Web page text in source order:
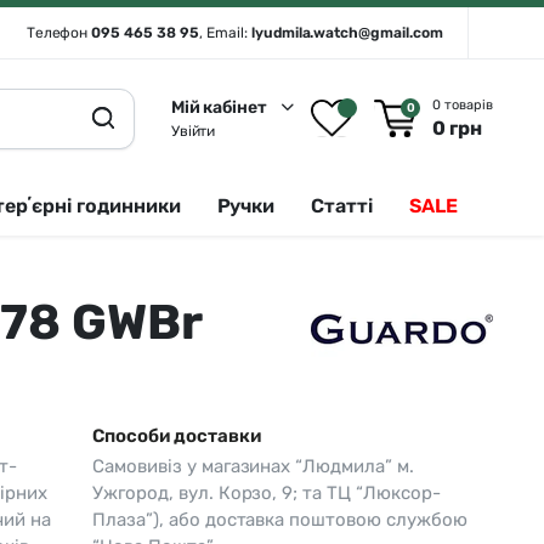
Телефон095 465 38 95, Email: lyudmila.watch@gmail.com
Мій кабінет
Увійти
0 0 товарів
0 грн
Rado 🇨🇭
Seiko
Seiko (інтерʼєрні годинники)
Sergio Tacchini
Сріблястий
Золотистий
Зелений
Синій
годинники Ручки Статті SALE
GWBr
на
Способи доставки
Самовивіз у магазинах “Людмила” м.
Ужгород, вул. Корзо, 9; та ТЦ “Люксор-
Плаза”), або доставка поштовою службою